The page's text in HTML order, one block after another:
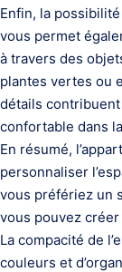
Enfin, la
vous permet
à travers des
plantes vertes ou
détails
confortable dans
En résumé,
personnaliser
vous préfériez un
vous pouvez
La compacité de
couleurs et